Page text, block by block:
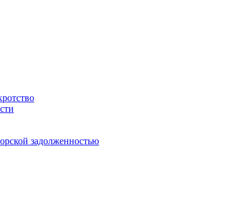
задолженностью